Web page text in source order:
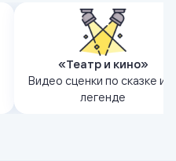
«Театр и кино»
Видео сценки по сказке
легенде
Инсценируйте эпизод из
народной сказки, легенды
предания, передав
героев, сюжет и важные
ценности, которые в них
заложены.